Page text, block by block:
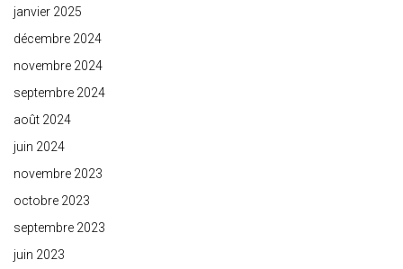
janvier 2025
décembre 2024
novembre 2024
septembre 2024
août 2024
juin 2024
novembre 2023
octobre 2023
septembre 2023
juin 2023